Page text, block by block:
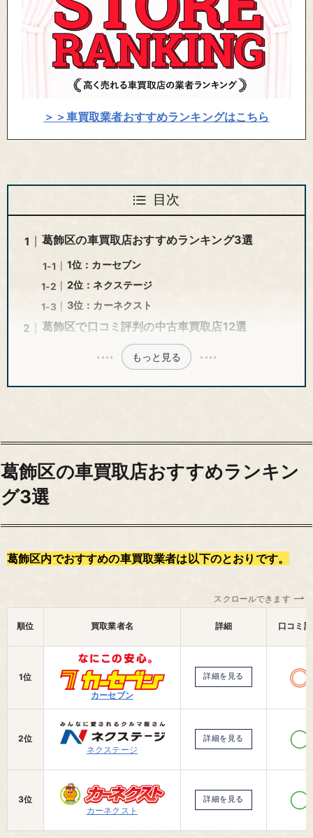
＞＞車買取業者おすすめランキングはこちら
目次
葛飾区の車買取店おすすめランキング3選
1位：カーセブン
2位：ネクステージ
3位：カーネクスト
葛飾区で口コミ評判の中古車買取店12選
もっと見る
葛飾区の車買取店おすすめランキン
グ3選
葛飾区内でおすすめの車買取業者は以下のとおりです。
スクロールできます
順位 買取業者名 詳細 口コミ
1位
カーセブン
詳細を見る
2位
ネクステージ
詳細を見る
3位
カーネクスト
詳細を見る